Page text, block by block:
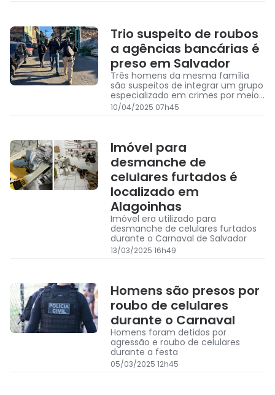
Trio suspeito de roubos
a agências bancárias é
preso em Salvador
Três homens da mesma família
são suspeitos de integrar um grupo
especializado em crimes por meio
de roubos a agências bancárias
10/04/2025 07h45
Imóvel para
desmanche de
celulares furtados é
localizado em
Alagoinhas
Imóvel era utilizado para
desmanche de celulares furtados
durante o Carnaval de Salvador
13/03/2025 16h49
Homens são presos por
roubo de celulares
durante o Carnaval
Homens foram detidos por
agressão e roubo de celulares
durante a festa
05/03/2025 12h45